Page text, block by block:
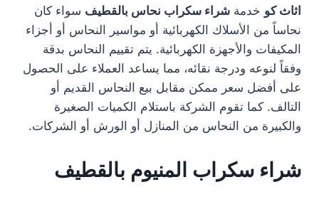
اثاث كو خدمةشراء سكراب نحاس بالقطيف سواء كان
نحاساً من الأسلاك الكهربائية أو مواسير النحاس أو أجزاء
المكيفات والأجهزة الكهربائية. يتم تقييم النحاس بدقة
وفقاً لنوعه ودرجة نقائه، مما يساعد العملاء على الحصول
على أفضل سعر ممكن مقابل بيع النحاس القديم أو
التالف. كما تقوم الشركة باستلام الكميات الصغيرة
والكبيرة من النحاس من المنازل أو الورش أو الشركات.
شراء سكراب المنيوم بالقطيف